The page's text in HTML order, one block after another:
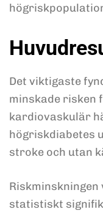
Det viktigaste
minskade
kardiovaskulär
högriskdiabetes
stroke och utan
statistiskt